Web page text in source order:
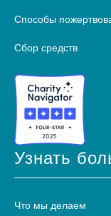
Способы
Сбор средств
Узнать
Что мы делаем